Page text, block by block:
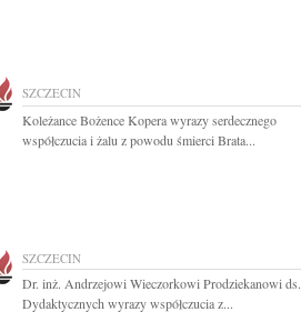
SZCZECIN
Koleżance Bożence Kopera wyrazy serdecznego
współczucia i żalu z powodu śmierci Brata...
SZCZECIN
Dr. inż. Andrzejowi Wieczorkowi Prodziekanowi ds.
Dydaktycznych wyrazy współczucia z...